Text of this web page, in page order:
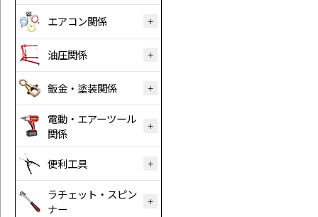
エアコン関係
油圧関係
鈑金・塗装関係
電動・エアーツール
関係
便利工具
ラチェット・スピン
ナー